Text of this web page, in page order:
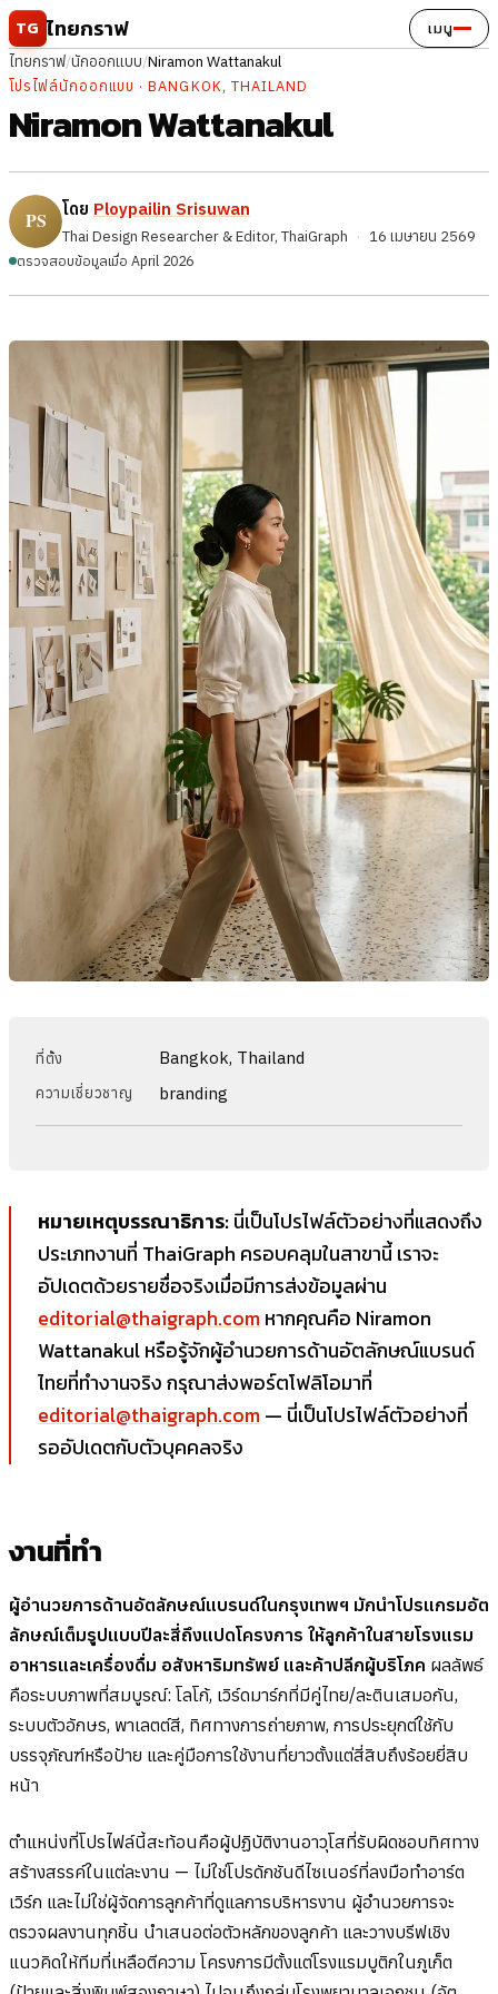
ข้ามไปยังเนื้อหา
TG ไทยกราฟ เมนู
ไทยกราฟ/นักออกแบบ/Niramon Wattanakul
โปรไฟล์นักออกแบบ · BANGKOK, THAILAND
Niramon Wattanakul
โดย Ploypailin Srisuwan
Thai Design Researcher & Editor, ThaiGraph · 16 เมษายน 2569
ตรวจสอบข้อมูลเมื่อ April 2026
ที่ตั้ง Bangkok, Thailand
ความเชี่ยวชาญ branding
หมายเหตุบรรณาธิการ:นี่เป็นโปรไฟล์ตัวอย่างที่แสดงถึง
ประเภทงานที่ ThaiGraph ครอบคลุมในสาขานี้ เราจะ
อัปเดตด้วยรายชื่อจริงเมื่อมีการส่งข้อมูลผ่าน
editorial@thaigraph.com หากคุณคือ Niramon
Wattanakul หรือรู้จักผู้อำนวยการด้านอัตลักษณ์แบรนด์
ไทยที่ทำงานจริง กรุณาส่งพอร์ตโฟลิโอมาที่
editorial@thaigraph.com — นี่เป็นโปรไฟล์ตัวอย่างที่
รออัปเดตกับตัวบุคคลจริง
งานที่ทำ
ผู้อำนวยการด้านอัตลักษณ์แบรนด์ในกรุงเทพฯ มักนำโปรแกรมอัต
ลักษณ์เต็มรูปแบบปีละสี่ถึงแปดโครงการ ให้ลูกค้าในสายโรงแรม
อาหารและเครื่องดื่ม อสังหาริมทรัพย์ และค้าปลีกผู้บริโภค ผลลัพธ์
คือระบบภาพที่สมบูรณ์: โลโก้, เวิร์ดมาร์กที่มีคู่ไทย/ละตินเสมอกัน,
ระบบตัวอักษร, พาเลตต์สี, ทิศทางการถ่ายภาพ, การประยุกต์ใช้กับ
บรรจุภัณฑ์หรือป้าย และคู่มือการใช้งานที่ยาวตั้งแต่สี่สิบถึงร้อยยี่สิบ
หน้า
ตำแหน่งที่โปรไฟล์นี้สะท้อนคือผู้ปฏิบัติงานอาวุโสที่รับผิดชอบทิศทาง
สร้างสรรค์ในแต่ละงาน — ไม่ใช่โปรดักชันดีไซเนอร์ที่ลงมือทำอาร์ต
เวิร์ก และไม่ใช่ผู้จัดการลูกค้าที่ดูแลการบริหารงาน ผู้อำนวยการจะ
ตรวจผลงานทุกชิ้น นำเสนอต่อตัวหลักของลูกค้า และวางบรีฟเชิง
แนวคิดให้ทีมที่เหลือตีความ โครงการมีตั้งแต่โรงแรมบูติกในภูเก็ต